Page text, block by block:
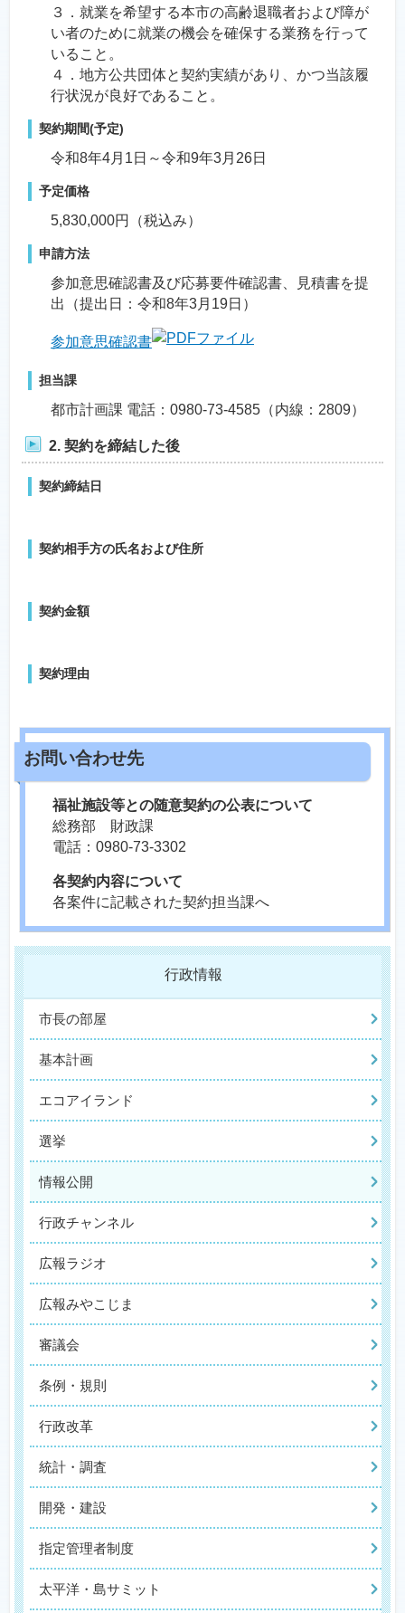
３．就業を希望する本市の高齢退職者および障が
い者のために就業の機会を確保する業務を行って
いること。
４．地方公共団体と契約実績があり、かつ当該履
行状況が良好であること。
契約期間(予定)
令和8年4月1日～令和9年3月26日
予定価格
5,830,000円（税込み）
申請方法
参加意思確認書及び応募要件確認書、見積書を提
出（提出日：令和8年3月19日）
参加意思確認書
担当課
都市計画課 電話：0980-73-4585（内線：2809）
2. 契約を締結した後
契約締結日
契約相手方の氏名および住所
契約金額
契約理由
福祉施設等との随意契約の公表について
総務部 財政課
電話：0980-73-3302
各契約内容について
各案件に記載された契約担当課へ
行政情報
市長の部屋
基本計画
エコアイランド
選挙
情報公開
行政チャンネル
広報ラジオ
広報みやこじま
審議会
条例・規則
行政改革
統計・調査
開発・建設
指定管理者制度
太平洋・島サミット